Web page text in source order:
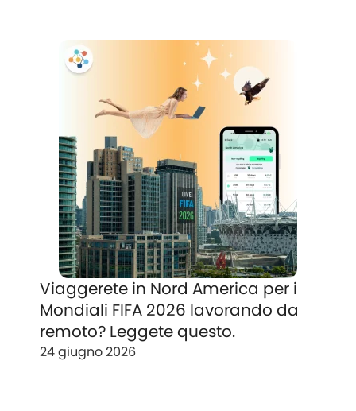
Viaggerete in Nord America per i
Mondiali FIFA 2026 lavorando da
remoto? Leggete questo.
24 giugno 2026